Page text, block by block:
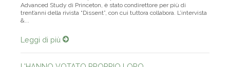
Michael Walzer, filosofo politico, professore emerito dell’Institute for
Advanced Study di Princeton, è stato condirettore per più di
trent’anni della rivista “Dissent”, con cui tuttora collabora. L’intervista
Leggi di più